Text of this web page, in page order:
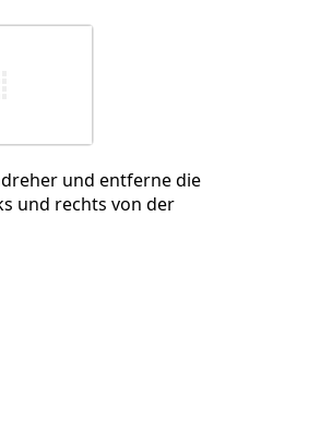
und entferne die
und rechts von der